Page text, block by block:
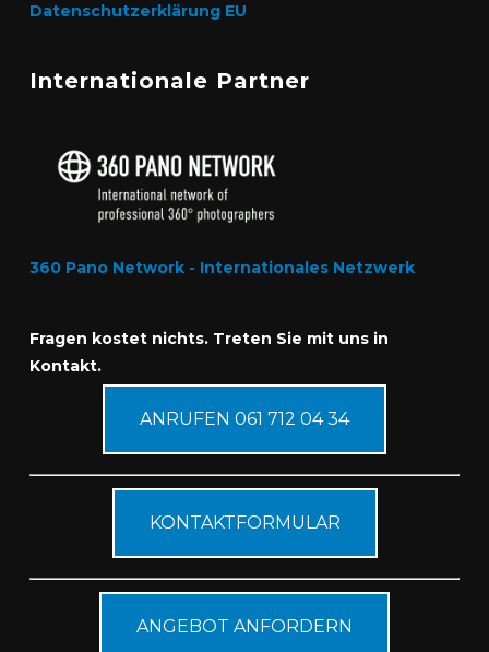
Datenschutzerklärung EU
Internationale Partner
360 Pano Network - Internationales Netzwerk
Fragen kostet nichts. Treten Sie mit uns in
Kontakt.
ANRUFEN 061 712 04 34
KONTAKTFORMULAR
ANGEBOT ANFORDERN